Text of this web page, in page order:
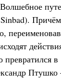
Причём
превратился
Птушко